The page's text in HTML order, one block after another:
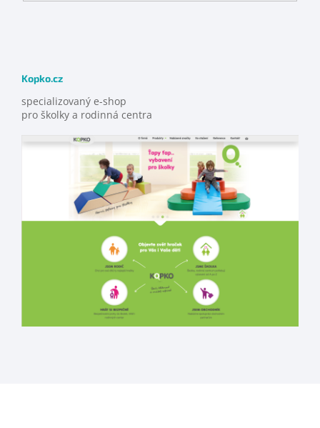
Kopko.cz
specializovaný e-shop
pro školky a rodinná centra